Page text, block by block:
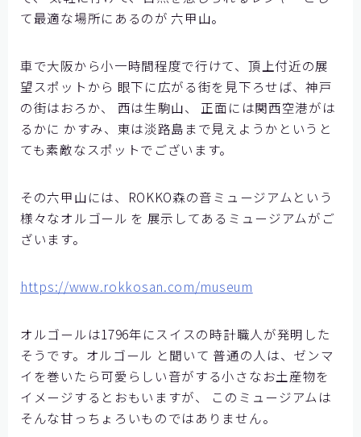
【大阪ガスビジネスクリエイト様】
コミュニケーションの課題をデータで見る
メディア掲載
よくあるご質問
て最適な場所にあるのが 六甲山。
車で大阪から小一時間程度で行けて、頂上付近の展
望スポットから 眼下に広がる街を見下ろせば、神戸
の街はおろか、 西は生駒山、 正面には関西空港がは
るかに かすみ、東は淡路島まで見えようかというと
ても素敵なスポットでございます。
その六甲山には、ROKKO森の音ミュージアムという
様々なオルゴール を 展示してあるミュージアムがご
ざいます。
https://www.rokkosan.com/museum
オルゴールは1796年にスイスの時計職人が発明した
そうです。オルゴール と聞いて 普通の人は、ゼンマ
イを巻いたら可愛らしい音がする小さなお土産物を
イメージするとおもいますが、 このミュージアムは
そんな甘っちょろいものではありません。